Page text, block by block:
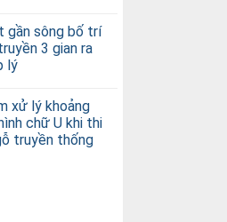
gần sông bố trí
3 gian ra
lý
xử lý khoảng
chữ U khi thi
truyền thống